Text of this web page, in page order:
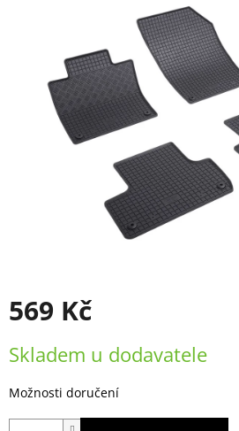
569 Kč
cena:
Skladem u dodavatele
Možnosti doručení